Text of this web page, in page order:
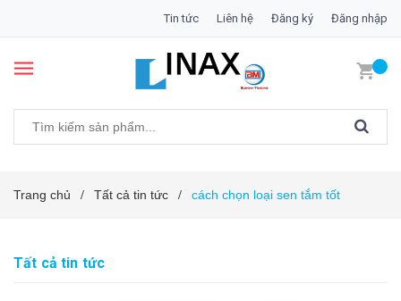
Tin tức Liên hệ Đăng ký Đăng nhập
Trang chủ / Tất cả tin tức / cách chọn loại sen tắm tốt
Tất cả tin tức